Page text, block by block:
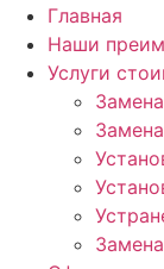
Главная
Наши
Услуги